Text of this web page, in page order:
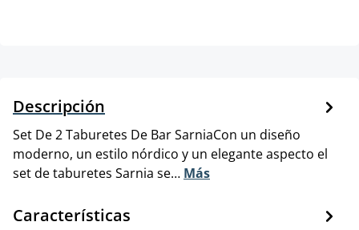
Descripción
Set De 2 Taburetes De Bar SarniaCon un diseño
moderno, un estilo nórdico y un elegante aspecto el
set de taburetes Sarnia se… Más
Características